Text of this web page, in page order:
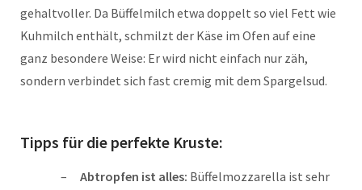
gehaltvoller. Da Büffelmilch etwa doppelt so viel Fett wie
Kuhmilch enthält, schmilzt der Käse im Ofen auf eine
ganz besondere Weise: Er wird nicht einfach nur zäh,
sondern verbindet sich fast cremig mit dem Spargelsud.
Tipps für die perfekte Kruste:
Abtropfen ist alles: Büffelmozzarella ist sehr